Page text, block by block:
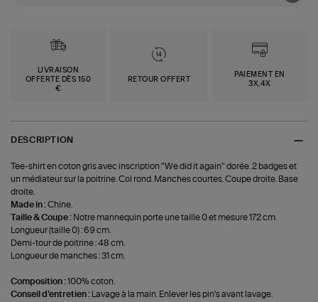
LIVRAISON
OFFERTE DÈS 150
€
RETOUR OFFERT
PAIEMENT EN
3X,4X
DESCRIPTION
Tee-shirt en coton gris avec inscription "We did it again" dorée. 2 badges et
un médiateur sur la poitrine. Col rond. Manches courtes. Coupe droite. Base
droite.
Made in :Chine.
Taille & Coupe : Notre mannequin porte une taille 0 et mesure 172 cm.
Longueur (taille 0) : 69 cm.
Demi-tour de poitrine : 48 cm.
Longueur de manches : 31 cm.
Composition :100% coton.
Conseil d'entretien :
Lavage à la main. Enlever les pin's avant lavage.